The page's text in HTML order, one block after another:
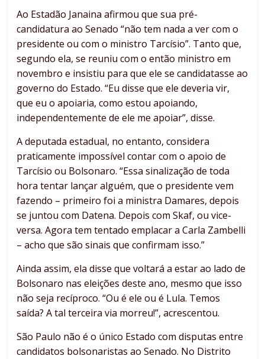
Ao Estadão Janaina afirmou que sua pré-
candidatura ao Senado “não tem nada a ver com o
presidente ou com o ministro Tarcísio”. Tanto que,
segundo ela, se reuniu com o então ministro em
novembro e insistiu para que ele se candidatasse ao
governo do Estado. “Eu disse que ele deveria vir,
que eu o apoiaria, como estou apoiando,
independentemente de ele me apoiar”, disse.
A deputada estadual, no entanto, considera
praticamente impossível contar com o apoio de
Tarcísio ou Bolsonaro. “Essa sinalização de toda
hora tentar lançar alguém, que o presidente vem
fazendo – primeiro foi a ministra Damares, depois
se juntou com Datena. Depois com Skaf, ou vice-
versa. Agora tem tentado emplacar a Carla Zambelli
– acho que são sinais que confirmam isso.”
Ainda assim, ela disse que voltará a estar ao lado de
Bolsonaro nas eleições deste ano, mesmo que isso
não seja recíproco. “Ou é ele ou é Lula. Temos
saída? A tal terceira via morreu!”, acrescentou.
São Paulo não é o único Estado com disputas entre
candidatos bolsonaristas ao Senado. No Distrito